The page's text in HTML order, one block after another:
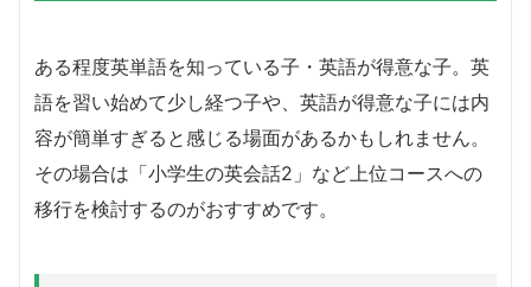
ある程度英単語を知っている子・英語が得意な子。英
語を習い始めて少し経つ子や、英語が得意な子には内
容が簡単すぎると感じる場面があるかもしれません。
その場合は「小学生の英会話2」など上位コースへの
移行を検討するのがおすすめです。